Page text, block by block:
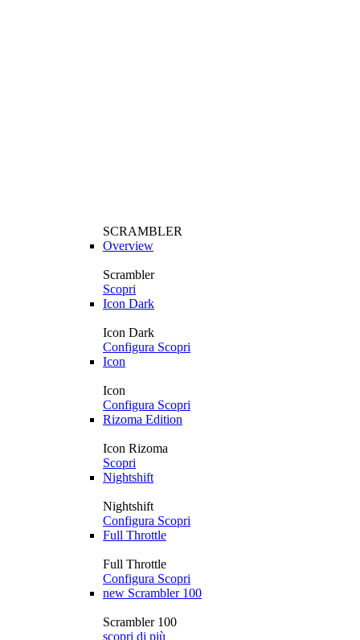
SCRAMBLER
Overview
Scrambler
Scopri
Icon Dark
Icon Dark
Configura Scopri
Icon
Icon
Configura Scopri
Rizoma Edition
Icon Rizoma
Scopri
Nightshift
Nightshift
Configura Scopri
Full Throttle
Full Throttle
Configura Scopri
new Scrambler 100
Scrambler 100
scopri di più